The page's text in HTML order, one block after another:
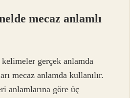
mecaz anlamlı
kelimeler gerçek anlamda
mecaz anlamda kullanılır.
anlamlarına göre üç